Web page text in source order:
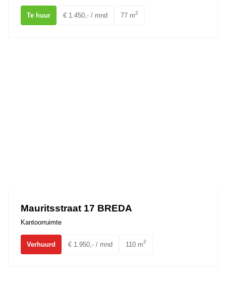
Te huur € 1.450,- / mnd 77 m2
Mauritsstraat 17 BREDA
Kantoorruimte
Verhuurd € 1.950,- / mnd 110 m2